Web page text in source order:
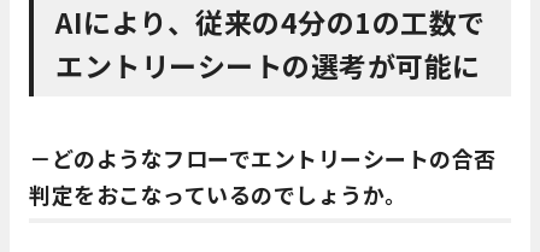
AIにより、従来の4分の1の工数で
エントリーシートの選考が可能に
－どのようなフローでエントリーシートの合否
判定をおこなっているのでしょうか。